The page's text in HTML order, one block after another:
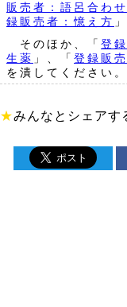
販売者：語呂合わせ
録販売者：憶え方
そのほか、「 登
生薬 」、「 登録販
を潰してください。
★みんなとシェアす